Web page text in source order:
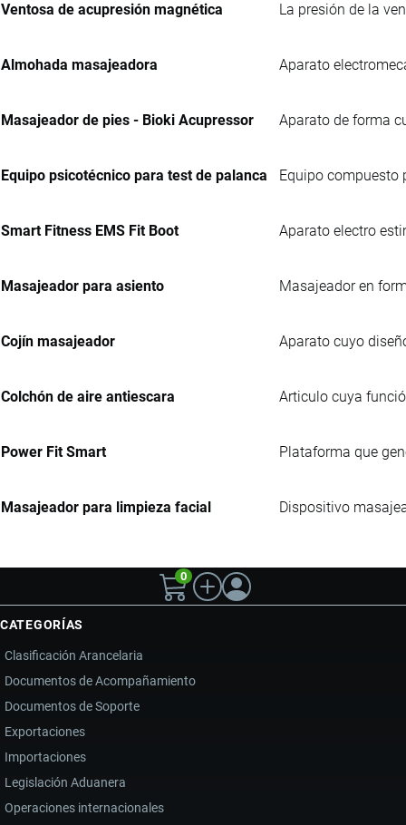
Ventosa de acupresión magnética La presión de la
Almohada masajeadora Aparato
Masajeador de pies - Bioki Acupressor Aparato de forma
Equipo psicotécnico para test de palanca Equipo compuesto
Smart Fitness EMS Fit Boot Aparato electro
Masajeador para asiento Masajeador en
Cojín masajeador Aparato cuyo
Colchón de aire antiescara Articulo cuya
Power Fit Smart Plataforma que
Masajeador para limpieza facial Dispositivo
0
CATEGORÍAS
Clasificación Arancelaria
Documentos de Acompañamiento
Documentos de Soporte
Exportaciones
Importaciones
Legislación Aduanera
Operaciones internacionales